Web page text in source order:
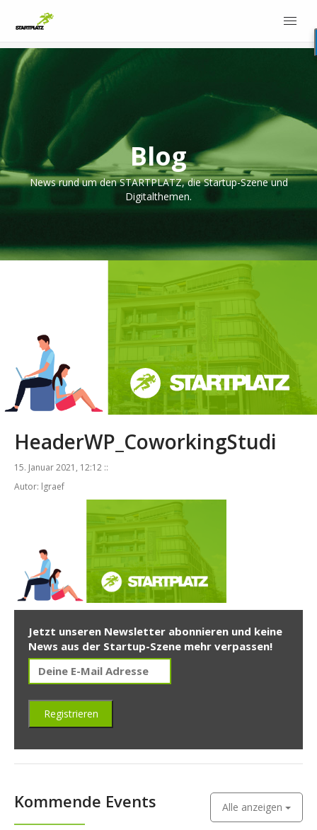
Blog
News rund um den STARTPLATZ, die Startup-Szene und
Digitalthemen.
HeaderWP_CoworkingStudi
15. Januar 2021, 12:12 ::
Autor: lgraef
Jetzt unseren Newsletter abonnieren und keine
News aus der Startup-Szene mehr verpassen!
Kommende Events Alle anzeigen